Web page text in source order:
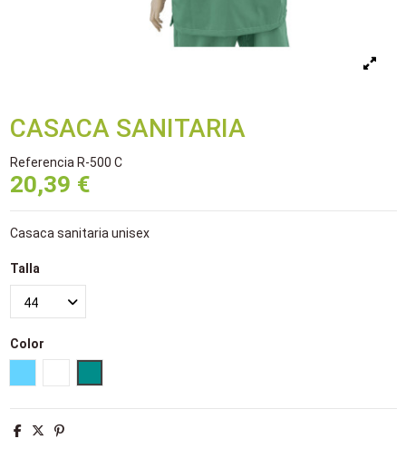
CASACA SANITARIA
Referencia R-500 C
20,39 €
Casaca sanitaria unisex
Talla
Color